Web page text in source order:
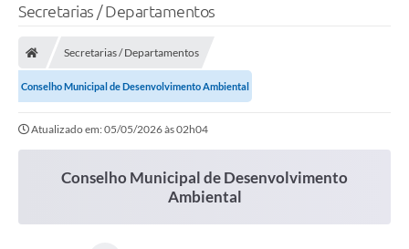
Secretarias / Departamentos
Secretarias / Departamentos
Conselho Municipal de Desenvolvimento Ambiental
Atualizado em: 05/05/2026 às 02h04
Conselho Municipal de Desenvolvimento
Ambiental